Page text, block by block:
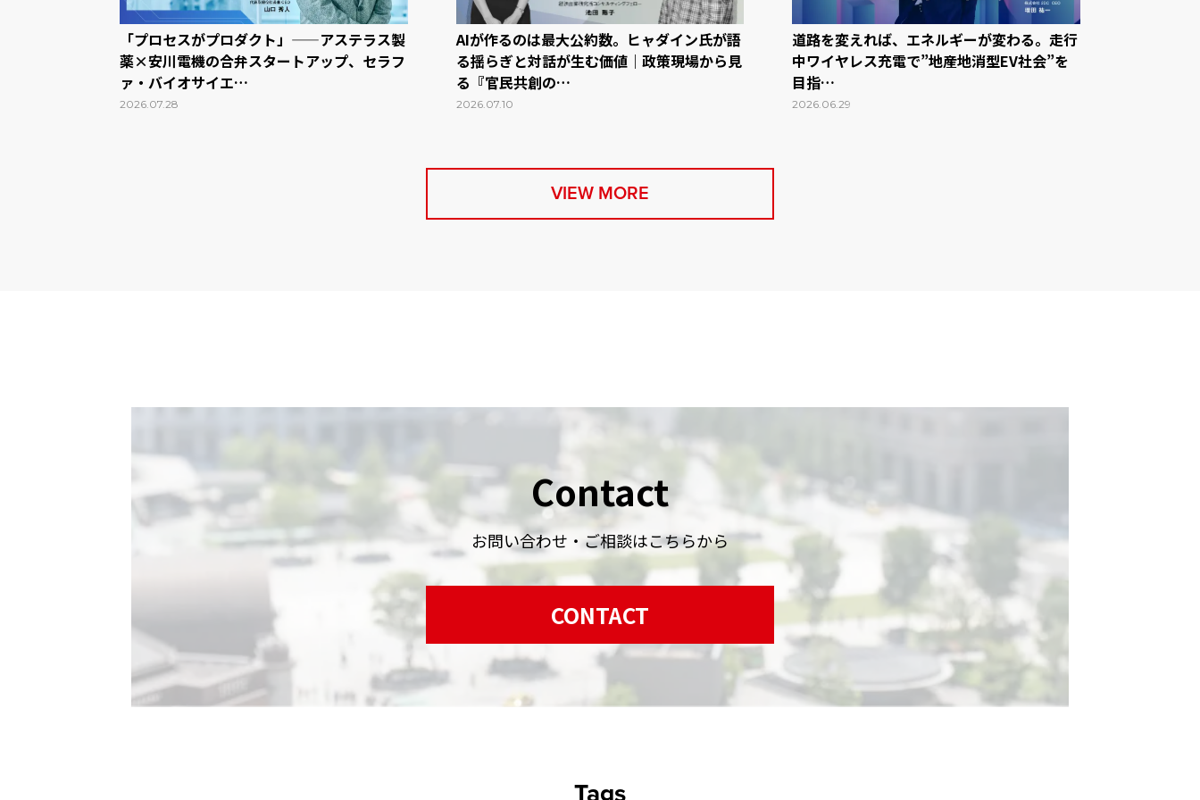
「プロセスがプロダクト」——アステラス製
薬×安川電機の合弁スタートアップ、セラフ
ァ・バイオサイエ…
2026.07.28
AIが作るのは最大公約数。ヒャダイン氏が語
る揺らぎと対話が生む価値｜政策現場から見
る『官民共創の…
2026.07.10
道路を変えれば、エネルギーが変わる。走行
中ワイヤレス充電で”地産地消型EV社会”を
目指…
2026.06.29
VIEW MORE
Contact
お問い合わせ・ご相談はこちらから
CONTACT
Tags